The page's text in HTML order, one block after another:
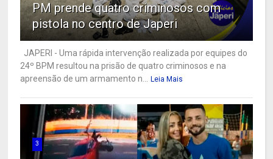
PM prende quatro criminosos com
pistola no centro de Japeri
JAPERI - Uma rápida intervenção realizada por equipes do
24º BPM resultou na prisão de quatro criminosos e na
apreensão de um armamento n...
Leia Mais
3